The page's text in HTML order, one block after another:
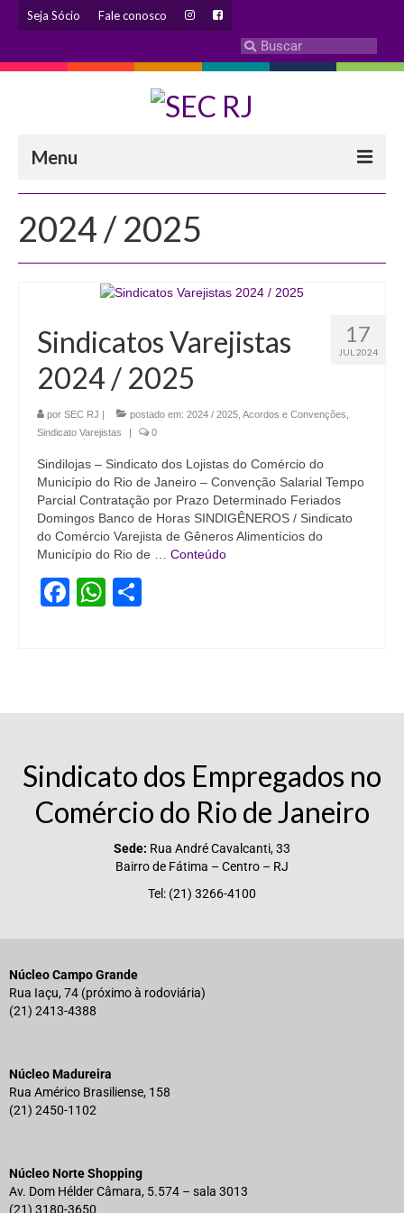
Seja Sócio Fale conosco
Menu
Eleição 2024 – Comissão Eleitoral
Histórico
Estatuto
Atendimentos
Coletivo Margaridas
Coletivo de Igualdade Racial
DENÚNCIAS
SERVIÇOS
Acordos e convenções
Saúde
Aplicativo Comerciários RJ
Colônia de férias
Refeitórios
Dependentes
FIQUE POR DENTRO
Notícias
2024 / 2025
17
JUL 2024
Sindicatos Varejistas
2024 / 2025
por SEC RJ | postado em: 2024 / 2025 Acordos e Convenções
Sindicato Varejistas
| 0
Sindilojas – Sindicato dos Lojistas do Comércio do
Município do Rio de Janeiro – Convenção Salarial Tempo
Parcial Contratação por Prazo Determinado Feriados
Domingos Banco de Horas SINDIGÊNEROS / Sindicato
do Comércio Varejista de Gêneros Alimentícios do
Município do Rio de … Conteúdo
Facebook
WhatsApp
Sindicato dos Empregados no
Comércio do Rio de Janeiro
Sede: Rua André Cavalcanti, 33
Bairro de Fátima – Centro – RJ
Tel: (21) 3266-4100
Núcleo Campo Grande
Rua Iaçu, 74 (próximo à rodoviária)
(21) 2413-4388
Núcleo Madureira
Rua Américo Brasiliense, 158
(21) 2450-1102
Núcleo Norte Shopping
Av. Dom Hélder Câmara, 5.574 – sala 3013
(21) 3180-3650